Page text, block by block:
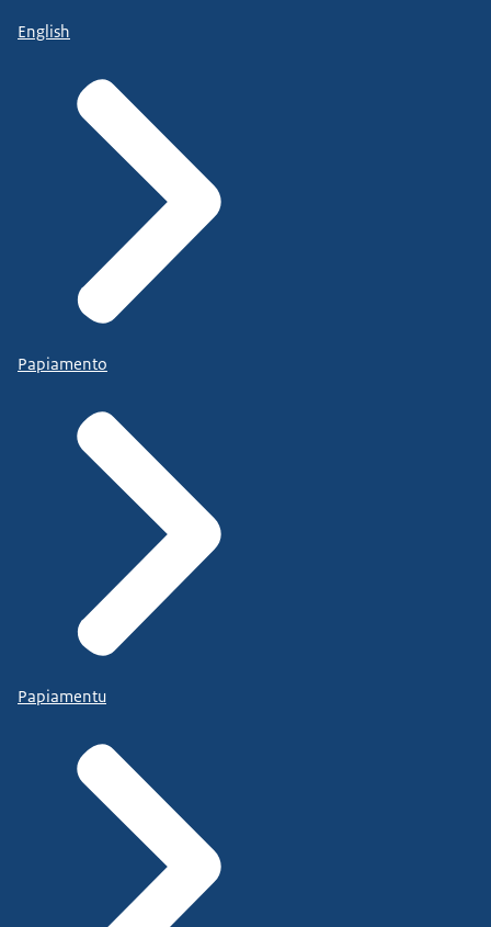
English
Papiamento
Papiamentu